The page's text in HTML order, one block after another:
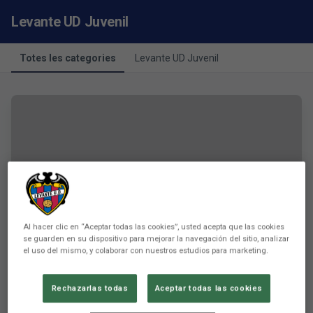
Levante UD Juvenil
Totes les categories Levante UD Juvenil
Al hacer clic en “Aceptar todas las cookies”, usted acepta que las cookies
se guarden en su dispositivo para mejorar la navegación del sitio, analizar
el uso del mismo, y colaborar con nuestros estudios para marketing.
Rechazarlas todas Aceptar todas las cookies